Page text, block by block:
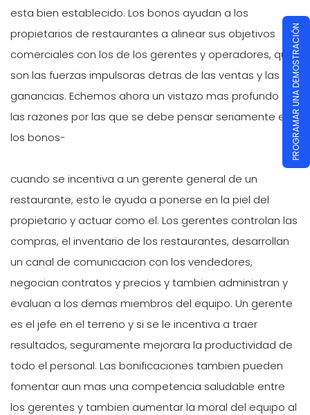
esta bien establecido. Los bonos ayudan a los
propietarios de restaurantes a alinear sus objetivos
comerciales con los de los gerentes y operadores, que
son las fuerzas impulsoras detras de las ventas y las
ganancias. Echemos ahora un vistazo mas profundo a
las razones por las que se debe pensar seriamente en
los bonos-
cuando se incentiva a un gerente general de un
restaurante, esto le ayuda a ponerse en la piel del
propietario y actuar como el. Los gerentes controlan las
compras, el inventario de los restaurantes, desarrollan
un canal de comunicacion con los vendedores,
negocian contratos y precios y tambien administran y
evaluan a los demas miembros del equipo. Un gerente
es el jefe en el terreno y si se le incentiva a traer
resultados, seguramente mejorara la productividad de
todo el personal. Las bonificaciones tambien pueden
fomentar aun mas una competencia saludable entre
los gerentes y tambien aumentar la moral del equipo al
PROGRAMAR UNA DEMOSTRACIÓN